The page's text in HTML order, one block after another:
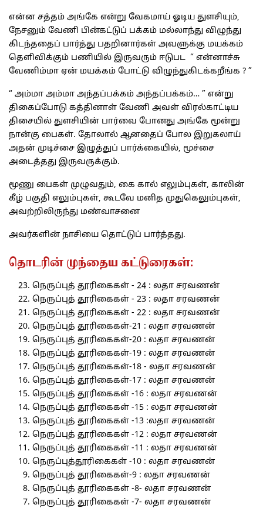
என்ன சத்தம் அங்கே என்று வேகமாய் ஓடிய துளசியும்,
நேசனும் வேணி பின்கட்டுப் பக்கம் மல்லாந்து விழுந்து
கிடந்ததைப் பார்த்து பதறினார்கள் அவளுக்கு மயக்கம்
தெளிவிக்கும் பணியில் இருவரும் ஈடுபட “ என்னாச்சு
வேணிம்மா ஏன் மயக்கம் போட்டு விழுந்துகிடக்கறீங்க ? ”
“ அம்மா அம்மா அந்தப்பக்கம் அந்தப்பக்கம்… ” என்று
திகைப்போடு கத்தினாள் வேணி அவள் விரல்காட்டிய
திசையில் துளசியின் பார்வை போனது அங்கே மூன்று
நான்கு பைகள். தோலால் ஆனதைப் போல இறுகலாய்
அதன் முடிச்சை இழுத்துப் பார்க்கையில், மூச்சை
அடைத்தது இருவருக்கும்.
மூணு பைகள் முழுவதும், கை கால் எலும்புகள், காலின்
கீழ் பகுதி எலும்புகள், கூடவே மனித முதுகெலும்புகள்,
அவற்றிலிருந்து மண்வாசனை
அவர்களின் நாசியை தொட்டுப் பார்த்தது.
தொடரின் முந்தைய கட்டுரைகள்:
நெருப்புத் தூரிகைகள் - 24 : லதா சரவணன்
நெருப்புத் தூரிகைகள் - 23 : லதா சரவணன்
நெருப்புத் தூரிகைகள் - 22 : லதா சரவணன்
நெருப்புத் தூரிகைகள்-21 : லதா சரவணன்
நெருப்புத் தூரிகைகள்-20 : லதா சரவணன்
நெருப்புத் தூரிகைகள்-19 : லதா சரவணன்
நெருப்புத் தூரிகைகள்-18 - லதா சரவணன்
நெருப்புத் தூரிகைகள்-17 : லதா சரவணன்
நெருப்புத் தூரிகைகள் -16 : லதா சரவணன்
நெருப்புத் தூரிகைகள் -15 : லதா சரவணன்
நெருப்புத் தூரிகைகள் -13 :லதா சரவணன்
நெருப்புத் தூரிகைகள் -12 : லதா சரவணன்
நெருப்புத் தூரிகைகள் -11 : லதா சரவணன்
நெருப்புத்தூரிகைகள் -10 : லதா சரவணன்
நெருப்புத் தூரிகைகள்-9 : லதா சரவணன்
நெருப்புத் தூரிகைகள் -8- லதா சரவணன்
நெருப்புத் தூரிகைகள் -7- லதா சரவணன்